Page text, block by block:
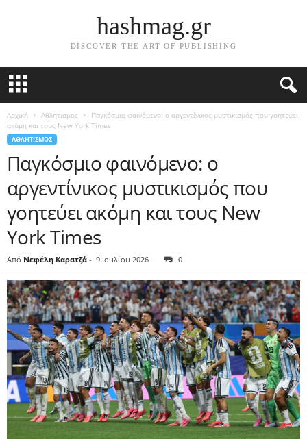
hashmag.gr
DISCOVER THE ART OF PUBLISHING
Αρχική Αθλητισμος
Παγκόσμιο φαινόμενο: ο αργεντίνικος μυστικισμός που γοητεύει
ακόμη και τους New York Times
ΑΘΛΗΤΙΣΜΟΣ
Παγκόσμιο φαινόμενο: ο
αργεντίνικος μυστικισμός που
γοητεύει ακόμη και τους New
York Times
Από Νεφέλη Καρατζά - 9 Ιουλίου 2026 0